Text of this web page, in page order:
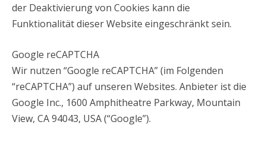
der Deaktivierung von Cookies kann die
Funktionalität dieser Website eingeschränkt sein.
Google reCAPTCHA
Wir nutzen “Google reCAPTCHA” (im Folgenden
“reCAPTCHA”) auf unseren Websites. Anbieter ist die
Google Inc., 1600 Amphitheatre Parkway, Mountain
View, CA 94043, USA (“Google”).